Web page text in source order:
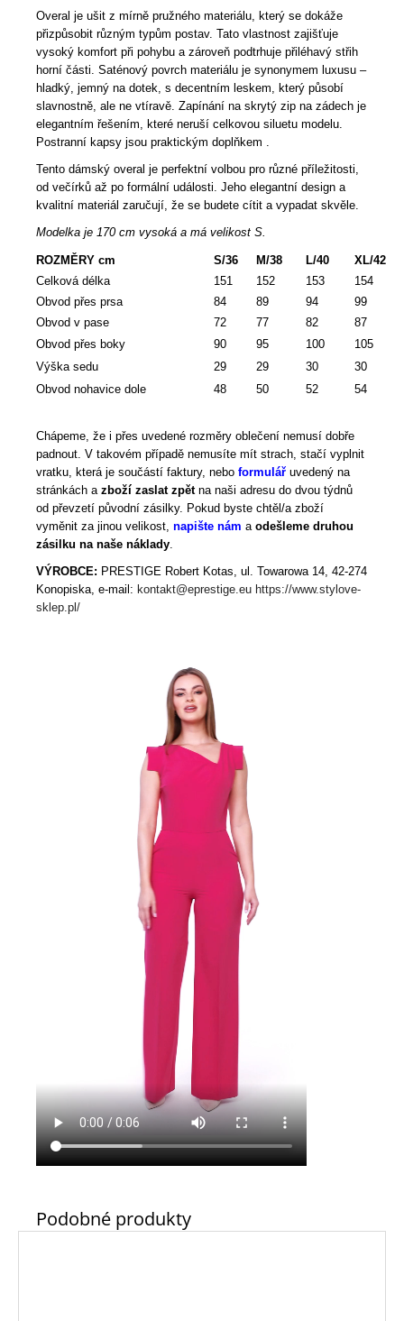
Overal je ušit z mírně pružného materiálu, který se dokáže
přizpůsobit různým typům postav. Tato vlastnost zajišťuje
vysoký komfort při pohybu a zároveň podtrhuje přiléhavý střih
horní části. Saténový povrch materiálu je synonymem luxusu –
hladký, jemný na dotek, s decentním leskem, který působí
slavnostně, ale ne vtíravě. Zapínání na skrytý zip na zádech je
elegantním řešením, které neruší celkovou siluetu modelu.
Postranní kapsy jsou praktickým doplňkem .
Tento dámský overal je perfektní volbou pro různé příležitosti,
od večírků až po formální události. Jeho elegantní design a
kvalitní materiál zaručují, že se budete cítit a vypadat skvěle.
Modelka je 170 cm vysoká a má velikost S.
ROZMĚRY cm S/36 M/38 L/40
XL/42
Celková délka
151 152 153
154
Obvod přes prsa
84 89 94
99
Obvod v pase
72 77 82
87
Obvod přes boky
90 95 100
105
Výška sedu
29 29 30
30
Obvod nohavice dole
48 50 52 54
Chápeme, že i přes uvedené rozměry oblečení nemusí dobře
padnout. V takovém případě nemusíte mít strach, stačí vyplnit
vratku, která je součástí faktury, nebo formulář uvedený na
stránkách a zboží zaslat zpětna naši adresu do dvou týdnů
od převzetí původní zásilky. Pokud byste chtěl/a zboží
vyměnit za jinou velikost, napište nám a odešleme druhou
zásilku na naše náklady.
VÝROBCE: PRESTIGE Robert Kotas, ul. Towarowa 14, 42-274
Konopiska, e-mail: kontakt@eprestige.eu https://www.stylove-
sklep.pl/